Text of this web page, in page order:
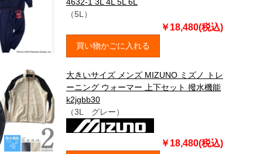
（5L）
￥18,480(税込)
買い物かごに入れる
大きいサイズ メンズ MIZUNO ミズノ トレ
ーニング ウォーマー 上下セット 撥水機能
k2jgbb30
（3L グレー）
￥18,480(税込)